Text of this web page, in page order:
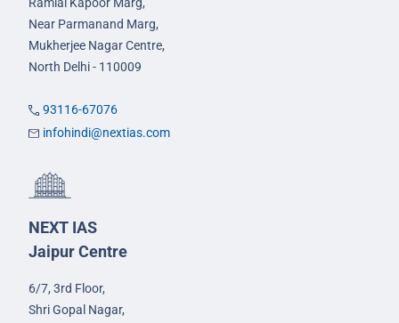
Near Parmanand Marg,
Mukherjee Nagar Centre,
North Delhi - 110009
93116-67076
infohindi@nextias.com
NEXT IAS
Jaipur Centre
6/7, 3rd Floor,
Shri Gopal Nagar,